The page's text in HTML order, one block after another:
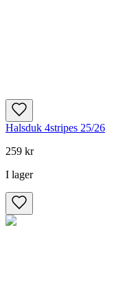
Halsduk 4stripes 25/26
259 kr
I lager